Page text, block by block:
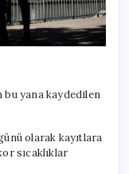
bu yana kaydedilen
olarak kayıtlara
sıcaklıklar